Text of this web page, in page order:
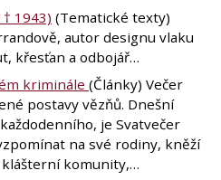
1943) (Tematické texty)
autor designu vlaku
křesťan a odbojář…
kriminále (Články) Večer
postavy vězňů. Dnešní
je Svatvečer
na své rodiny, kněží
komunity,…